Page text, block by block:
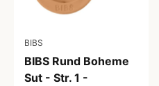
BIBS
BIBS Rund Boheme
Sut - Str. 1 -